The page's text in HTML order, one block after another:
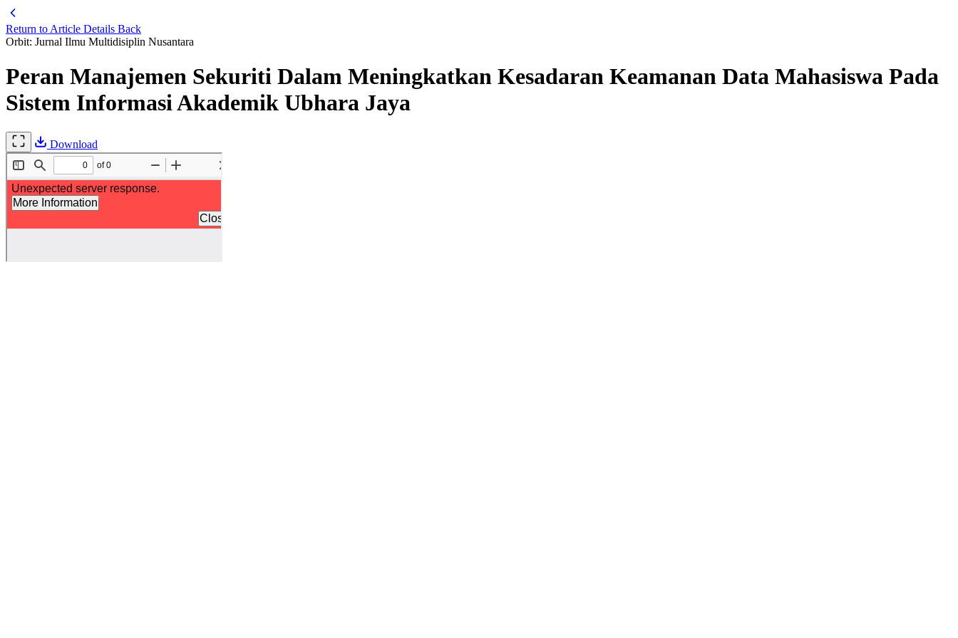
Return to Article Details Back
Orbit: Jurnal Ilmu Multidisiplin Nusantara
Peran Manajemen Sekuriti Dalam Meningkatkan Kesadaran Keamanan Data Mahasiswa Pada
Sistem Informasi Akademik Ubhara Jaya
Download